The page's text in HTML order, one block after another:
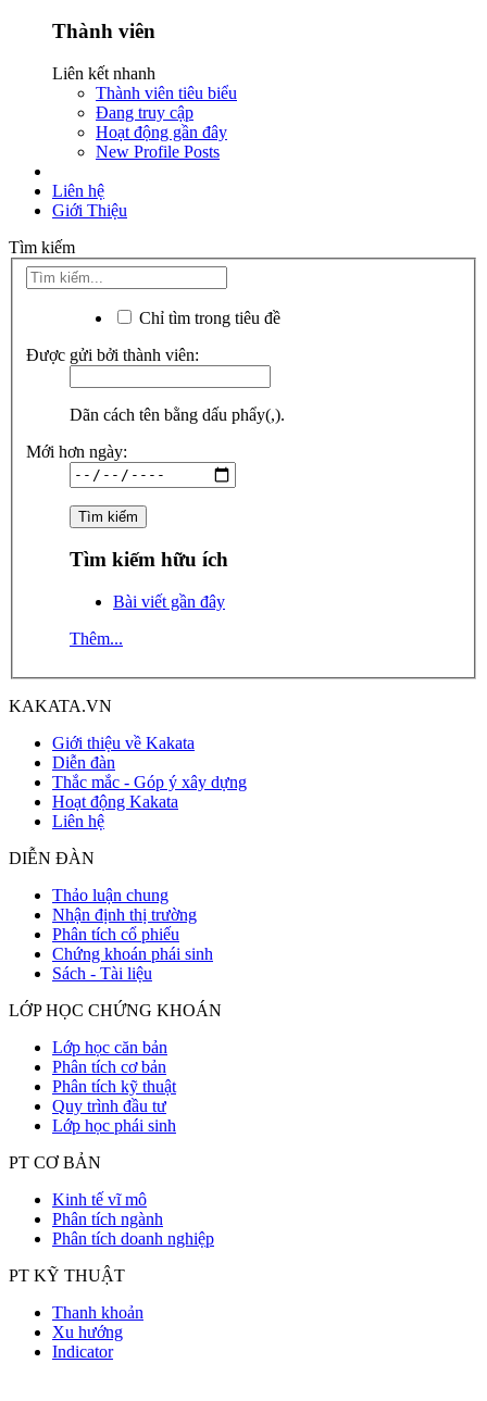
Thành viên
Liên kết nhanh
Thành viên tiêu biểu
Đang truy cập
Hoạt động gần đây
New Profile Posts
Liên hệ
Giới Thiệu
Tìm kiếm
Chỉ tìm trong tiêu đề
Được gửi bởi thành viên:
Dãn cách tên bằng dấu phẩy(,).
Mới hơn ngày:
Tìm kiếm hữu ích
Bài viết gần đây
Thêm...
KAKATA.VN
Giới thiệu về Kakata
Diễn đàn
Thắc mắc - Góp ý xây dựng
Hoạt động Kakata
Liên hệ
DIỄN ĐÀN
Thảo luận chung
Nhận định thị trường
Phân tích cổ phiếu
Chứng khoán phái sinh
Sách - Tài liệu
LỚP HỌC CHỨNG KHOÁN
Lớp học căn bản
Phân tích cơ bản
Phân tích kỹ thuật
Quy trình đầu tư
Lớp học phái sinh
PT CƠ BẢN
Kinh tế vĩ mô
Phân tích ngành
Phân tích doanh nghiệp
PT KỸ THUẬT
Thanh khoản
Xu hướng
Indicator